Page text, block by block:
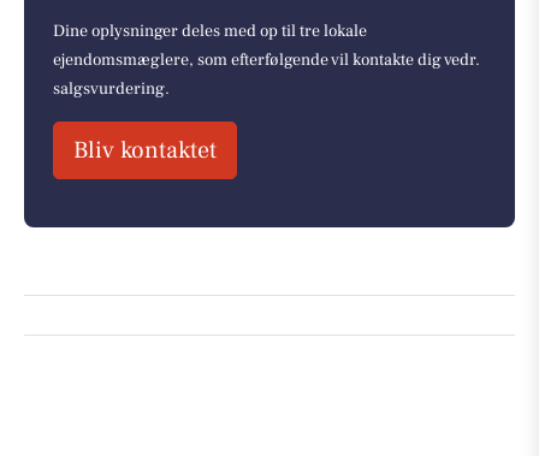
Dine oplysninger deles med op til tre lokale
ejendomsmæglere, som efterfølgende vil kontakte dig vedr.
salgsvurdering.
Bliv kontaktet